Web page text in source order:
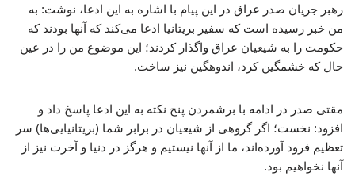
رهبر جریان صدر عراق در این پیام با اشاره به این ادعا، نوشت: به
من خبر رسیده است که سفیر بریتانیا ادعا می‌کند که آنها بودند که
حکومت را به شیعیان عراق واگذار کردند؛ این موضوع من را در عین
حال که خشمگین کرد، اندوهگین نیز ساخت.
مقتی صدر در ادامه با برشمردن پنج نکته به این ادعا پاسخ داد و
افزود: نخست؛ اگر گروهی از شیعیان در برابر شما (بریتانیایی‌ها) سر
تعظیم فرود آورده‌اند، ما از آنها نیستیم و هرگز در دنیا و آخرت نیز از
آنها نخواهیم بود.